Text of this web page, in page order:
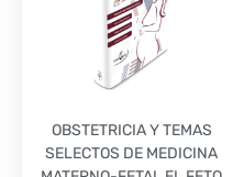
OBSTETRICIA Y TEMAS
SELECTOS DE MEDICINA